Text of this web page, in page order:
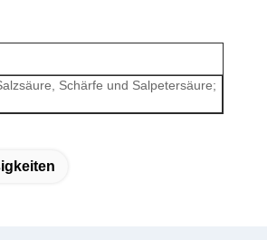
Schärfe und Salpetersäure;